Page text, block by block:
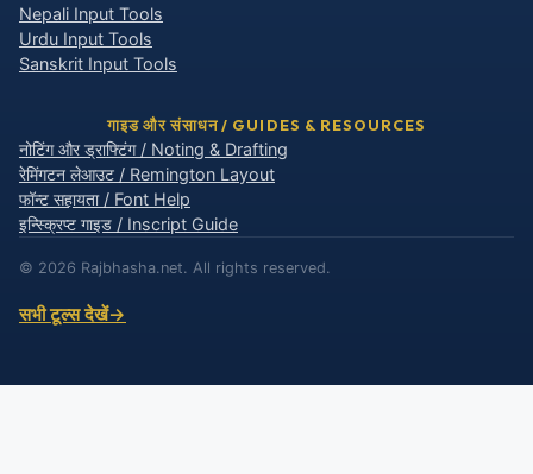
Nepali Input Tools
Urdu Input Tools
Sanskrit Input Tools
गाइड और संसाधन / GUIDES & RESOURCES
नोटिंग और ड्राफ्टिंग / Noting & Drafting
रेमिंगटन लेआउट / Remington Layout
फॉन्ट सहायता / Font Help
इन्स्क्रिप्ट गाइड / Inscript Guide
© 2026 Rajbhasha.net. All rights reserved.
सभी टूल्स देखें